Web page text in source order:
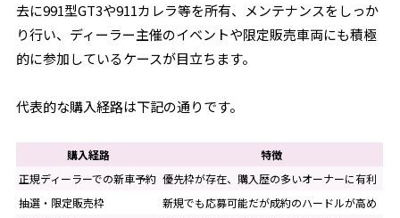
去に991型GT3や911カレラ等を所有、メンテナンスをしっか
り行い、ディーラー主催のイベントや限定販売車両にも積極
的に参加しているケースが目立ちます。
代表的な購入経路は下記の通りです。
購入経路
特徴
正規ディーラーでの新車予約 優先枠が存在、購入歴の多いオーナーに有利
抽選・限定販売枠
新規でも応募可能だが成約のハードルが高め